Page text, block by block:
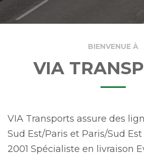
BIENVENUE À
VIA
VIA Transports assure des
Sud Est/Paris et Paris/Sud
2001 Spécialiste en livraison